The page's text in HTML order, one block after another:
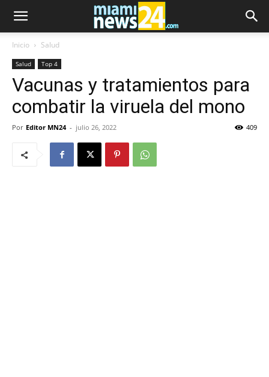
Inicio Salud
Salud Top 4
Vacunas y tratamientos para
combatir la viruela del mono
Por Editor MN24 - julio 26, 2022 409